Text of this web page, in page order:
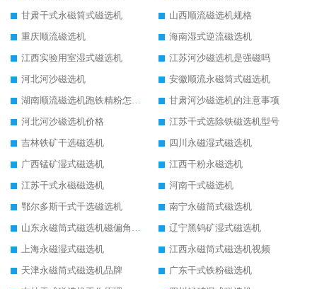
甘肃干式永磁筒式磁选机
山西顺流磁选机规格
重庆顺流磁选机
海南湿式逆流磁选机
江西实验用室湿式磁选机
江苏河沙磁选机是强磁吗
河北河沙磁选机
安徽顺流永磁筒式磁选机
湖南顺流磁选机跑铁精粉怎么处理
甘肃河沙磁选机的注意事项
河北河沙磁选机价格
江苏干式选除铁磁选机型号
吉林铁矿干选磁选机
四川永磁湿式磁选机
广西锰矿湿式磁选机
江西干粉永磁选机
江苏干式永磁磁选机
河南干式磁选机
鄂尔多斯干式干选磁选机
南宁永磁筒式磁选机
山东永磁筒式磁选机磁偏角怎么调整
辽宁黑钨矿湿式磁选机
上海永磁湿式磁选机
江西永磁筒式磁选机视频
天津永磁筒式磁选机品牌
广东干式铁粉磁选机